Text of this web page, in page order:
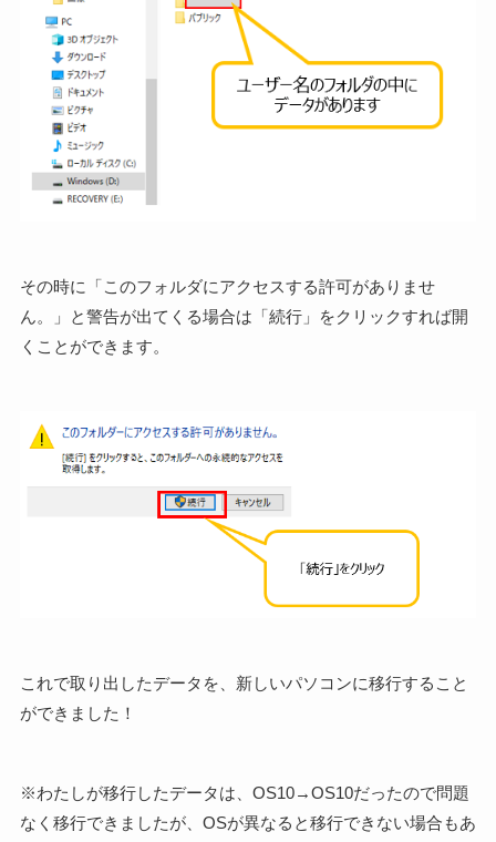
その時に「このフォルダにアクセスする許可がありませ
ん。」と警告が出てくる場合は「続行」をクリックすれば開
くことができます。
これで取り出したデータを、新しいパソコンに移行すること
ができました！
※わたしが移行したデータは、OS10→OS10だったので問題
なく移行できましたが、OSが異なると移行できない場合もあ